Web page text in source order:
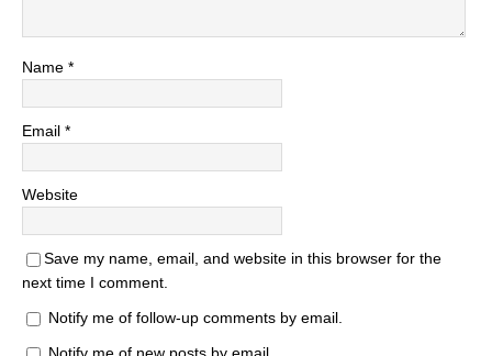
Name *
Email *
Website
Save my name, email, and website in this browser for the
next time I comment.
Notify me of follow-up comments by email.